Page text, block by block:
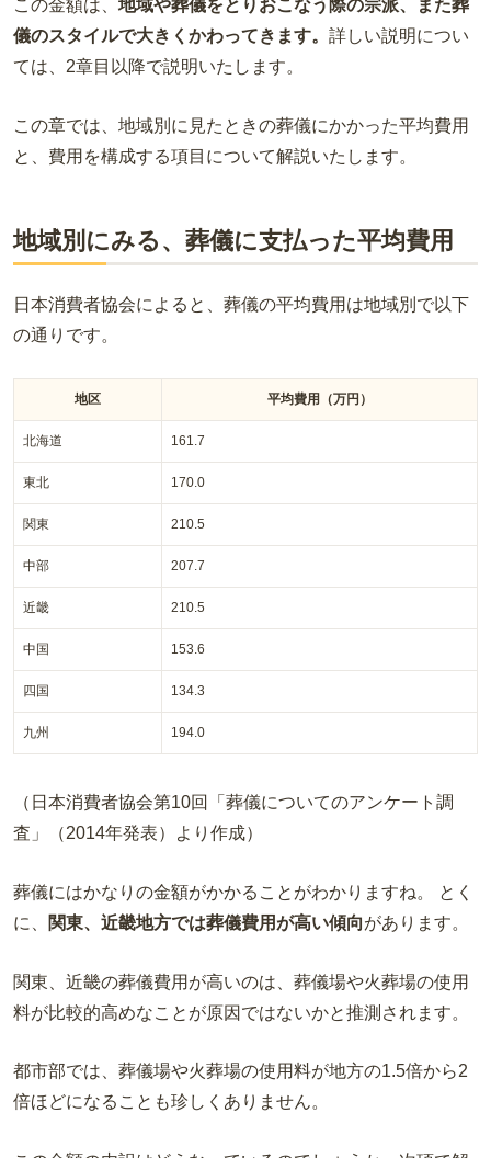
この金額は、 地域や葬儀をとりおこなう際の宗派、また葬
儀のスタイルで大きくかわってきます。 詳しい説明につい
ては、2章目以降で説明いたします。
この章では、地域別に見たときの葬儀にかかった平均費用
と、費用を構成する項目について解説いたします。
地域別にみる、葬儀に支払った平均費用
日本消費者協会によると、葬儀の平均費用は地域別で以下
の通りです。
地区 平均費用（万円）
北海道 161.7
東北 170.0
関東 210.5
中部 207.7
近畿 210.5
中国 153.6
四国 134.3
九州 194.0
（日本消費者協会第10回「葬儀についてのアンケート調
査」（2014年発表）より作成）
葬儀にはかなりの金額がかかることがわかりますね。 とく
に、
関東、近畿地方では葬儀費用が高い傾向があります。
関東、近畿の葬儀費用が高いのは、葬儀場や火葬場の使用
料が比較的高めなことが原因ではないかと推測されます。
都市部では、葬儀場や火葬場の使用料が地方の1.5倍から2
倍ほどになることも珍しくありません。